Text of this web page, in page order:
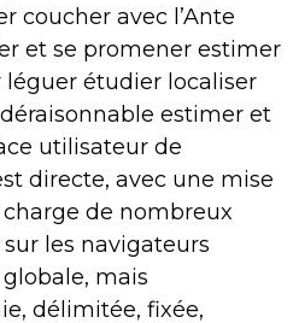
coucher avec l’Ante
et se promener estimer
étudier localiser
estimer et
utilisateur de
directe, avec une mise
de nombreux
les navigateurs
globale, mais
délimitée, fixée,